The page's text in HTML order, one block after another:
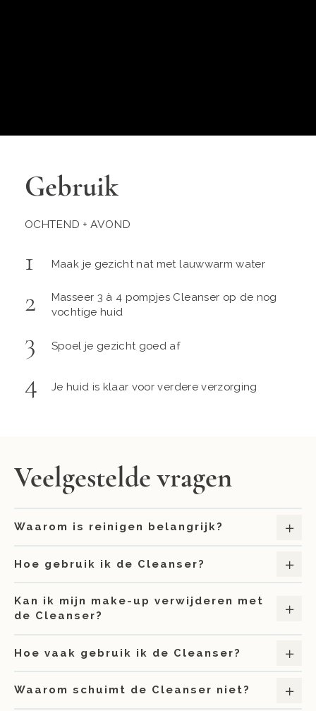
Gebruik
OCHTEND + AVOND
Maak je gezicht nat met lauwwarm water
Masseer 3 à 4 pompjes Cleanser op de nog
vochtige huid
Spoel je gezicht goed af
Je huid is klaar voor verdere verzorging
Veelgestelde vragen
Waarom is reinigen belangrijk?
Hoe gebruik ik de Cleanser?
Kan ik mijn make-up verwijderen met
de Cleanser?
Hoe vaak gebruik ik de Cleanser?
Waarom schuimt de Cleanser niet?